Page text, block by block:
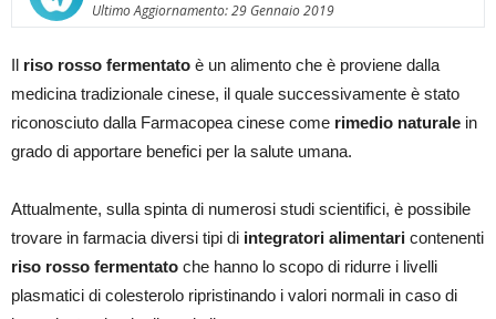
Ultimo Aggiornamento: 29 Gennaio 2019
Il riso rosso fermentato è un alimento che è proviene dalla
medicina tradizionale cinese, il quale successivamente è stato
riconosciuto dalla Farmacopea cinese come rimedio naturale in
grado di apportare benefici per la salute umana.
Attualmente, sulla spinta di numerosi studi scientifici, è possibile
trovare in farmacia diversi tipi di integratori alimentari contenenti
riso rosso fermentato che hanno lo scopo di ridurre i livelli
plasmatici di colesterolo ripristinando i valori normali in caso di